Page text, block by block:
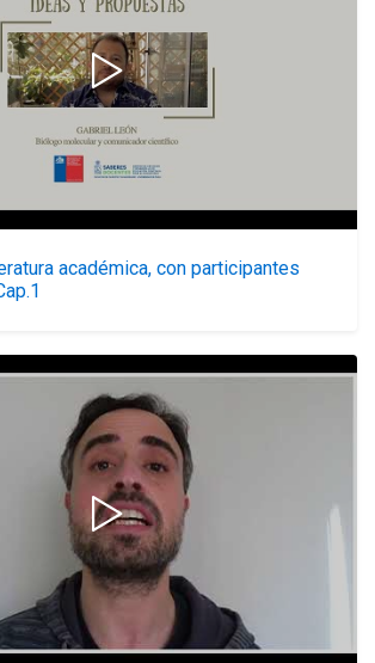
académica, con participantes